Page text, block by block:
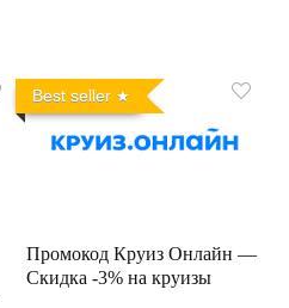
Best seller
Промокод Круиз Онлайн —
Скидка -3% на круизы